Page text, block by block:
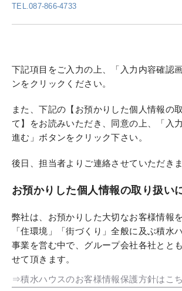
TEL.087-866-4733
下記項目をご入力の上、「入力内容確認
ンをクリックください。
また、下記の【お預かりした個人情報の
て】をお読みいただき、同意の上、「入
進む」ボタンをクリック下さい。
後日、担当者よりご連絡させていただきま
お預かりした個人情報の取り扱い
弊社は、お預かりした大切なお客様情報
「住環境」「街づくり」全般に及ぶ積水
事業を営む中で、グループ会社各社とと
せて頂きます。
⇒積水ハウスのお客様情報保護方針はこ